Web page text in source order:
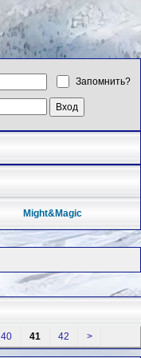
Запомнить?
Might&Magic
40 41 42 >